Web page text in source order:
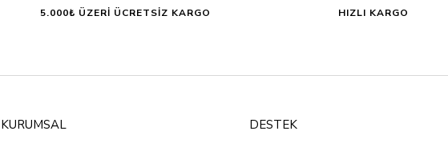
5.000₺ ÜZERİ ÜCRETSİZ KARGO HIZLI KARGO
KURUMSAL DESTEK